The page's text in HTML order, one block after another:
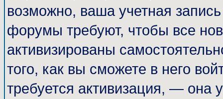
возможно, ваша учетная
форумы требуют, чтобы все
активизированы
того, как вы сможете в него
требуется активизация, — она